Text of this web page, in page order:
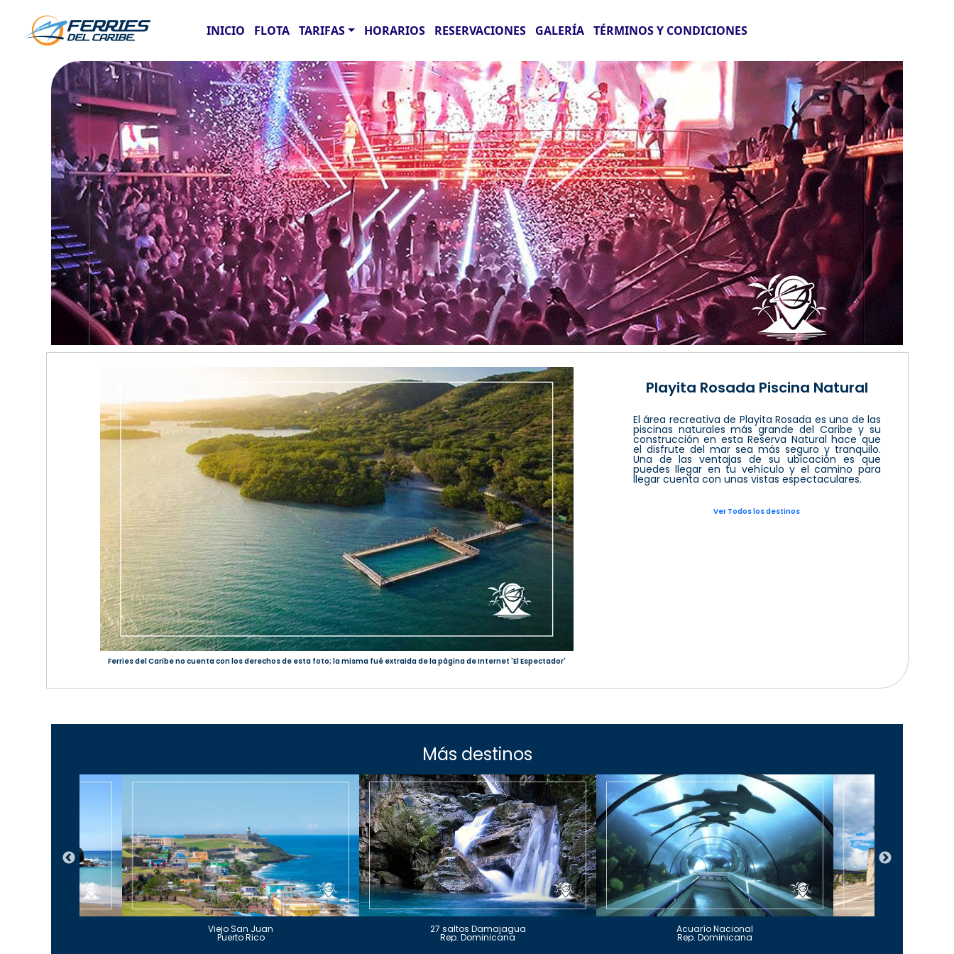
INICIO FLOTA TARIFAS HORARIOS RESERVACIONES GALERÍA TÉRMINOS Y CONDICIONES
Ferries del Caribe no cuenta con los derechos de esta foto; la misma fué extraida de la página de Internet 'El Espectador'
Playita Rosada Piscina Natural
El área recreativa de Playita Rosada es una de las
piscinas naturales más grande del Caribe y su
construcción en esta Reserva Natural hace que
el disfrute del mar sea más seguro y tranquilo.
Una de las ventajas de su ubicación es que
puedes llegar en tu vehículo y el camino para
llegar cuenta con unas vistas espectaculares.
Ver Todos los destinos
Más destinos
Viejo San Juan
Puerto Rico
27 saltos Damajagua
Rep. Dominicana
Acuarío Nacional
Rep. Dominicana